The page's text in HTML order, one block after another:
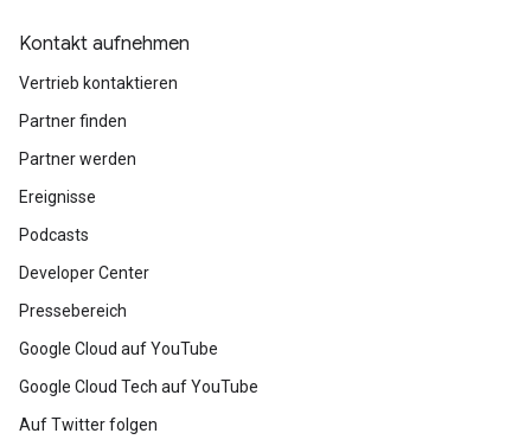
Kontakt aufnehmen
Vertrieb kontaktieren
Partner finden
Partner werden
Ereignisse
Podcasts
Developer Center
Pressebereich
Google Cloud auf YouTube
Google Cloud Tech auf YouTube
Auf Twitter folgen